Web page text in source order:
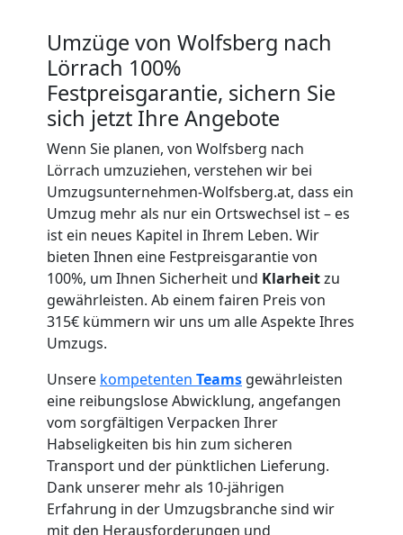
Umzüge von Wolfsberg nach
Lörrach 100%
Festpreisgarantie, sichern Sie
sich jetzt Ihre Angebote
Wenn Sie planen, von Wolfsberg nach
Lörrach umzuziehen, verstehen wir bei
Umzugsunternehmen-Wolfsberg.at, dass ein
Umzug mehr als nur ein Ortswechsel ist – es
ist ein neues Kapitel in Ihrem Leben. Wir
bieten Ihnen eine Festpreisgarantie von
100%, um Ihnen Sicherheit und Klarheitzu
gewährleisten. Ab einem fairen Preis von
315€ kümmern wir uns um alle Aspekte Ihres
Umzugs.
Unsere kompetenten Teams gewährleisten
eine reibungslose Abwicklung, angefangen
vom sorgfältigen Verpacken Ihrer
Habseligkeiten bis hin zum sicheren
Transport und der pünktlichen Lieferung.
Dank unserer mehr als 10-jährigen
Erfahrung in der Umzugsbranche sind wir
mit den Herausforderungen und
Wolfsberg
Umzug
für
Senioren
Wolfsberg
Fernumzug
Wolfsberg